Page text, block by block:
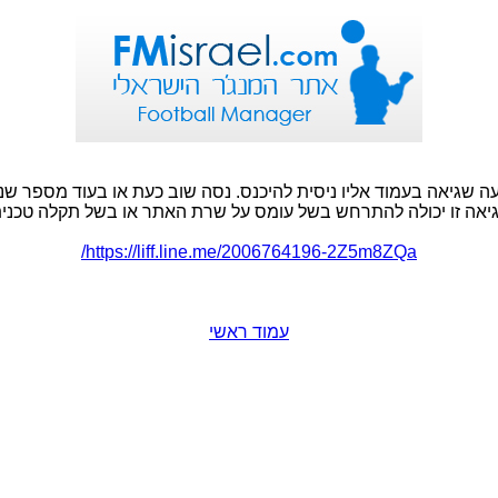
שגיאה בעמוד אליו ניסית להיכנס. נסה שוב כעת או בעוד מספר
זו יכולה להתרחש בשל עומס על שרת האתר או בשל תקלה
https://liff.line.me/2006764196-2Z5m8ZQa/
עמוד ראשי